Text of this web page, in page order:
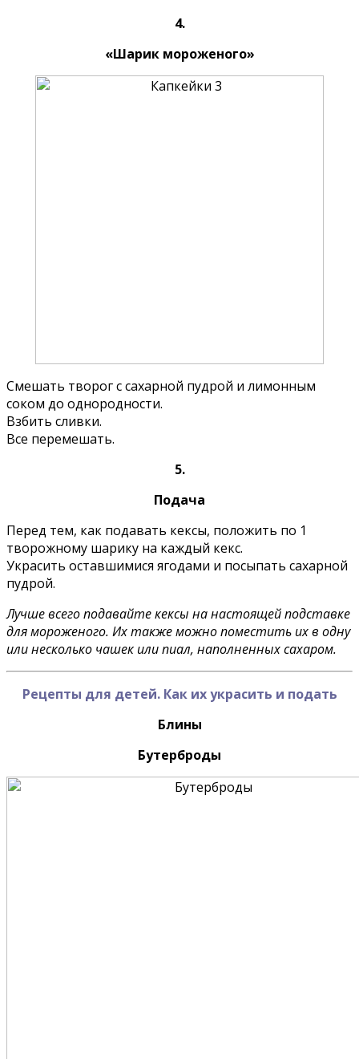
4.
«Шарик мороженого»
Смешать творог с сахарной пудрой и лимонным
соком до однородности.
Взбить сливки.
Все перемешать.
5.
Подача
Перед тем, как подавать кексы, положить по 1
творожному шарику на каждый кекс.
Украсить оставшимися ягодами и посыпать сахарной
пудрой.
Лучше всего подавайте кексы на настоящей подставке
для мороженого. Их также можно поместить их в одну
или несколько чашек или пиал, наполненных сахаром.
Рецепты для детей. Как их украсить и подать
Блины
Бутерброды